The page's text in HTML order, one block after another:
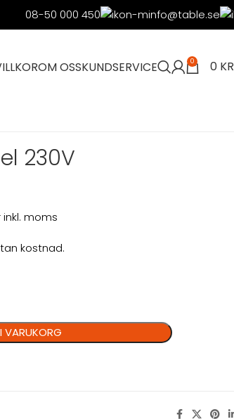
08-50 000 450 info@table.se
OM OSSKUNDSERVICE 0 0 KR
230V
inkl. moms
kostnad.
VARUKORG